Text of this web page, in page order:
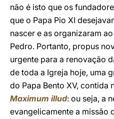
não é isto que os
que o Papa Pio XI
nascer e as organizaram
Pedro. Portanto, propus
urgente para a renovação
de toda a Igreja hoje, uma
do Papa Bento XV, contida
Maximum illud: ou seja, a
evangelicamente a missão